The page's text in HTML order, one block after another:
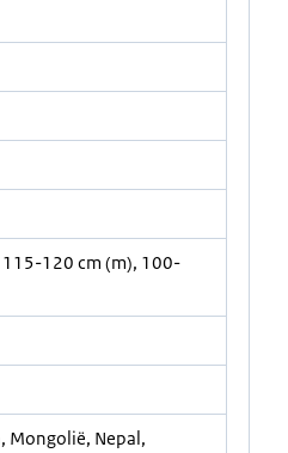
120 cm (m), 100-
Mongolië, Nepal,